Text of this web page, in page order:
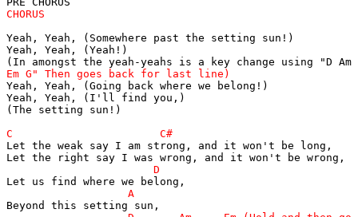
Yeah, Yeah, (Somewhere past the setting sun!)
Yeah, Yeah, (Yeah!)
Yeah, Yeah, (Going back where we belong!)
Yeah, Yeah, (I'll find you,)
(The setting sun!)
Let the weak say I am strong, and it won't be long,